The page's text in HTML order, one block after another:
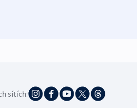
sítích: